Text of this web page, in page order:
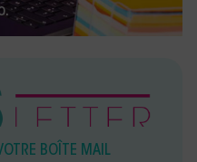
BOÎTE MAIL